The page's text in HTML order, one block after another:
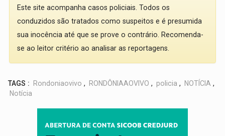
Este site acompanha casos policiais. Todos os
conduzidos são tratados como suspeitos e é presumida
sua inocência até que se prove o contrário. Recomenda-
se ao leitor critério ao analisar as reportagens.
TAGS : Rondoniaovivo , RONDÔNIAAOVIVO , policia , NOTÍCIA ,
Notícia